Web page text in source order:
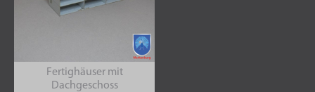
Fertighäuser mit
Dachgeschoss